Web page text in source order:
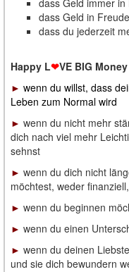
dass Geld immer
dass Geld in
dass du jederzeit
Happy L❤VE BIG Money
► wenn du willst, dass
Leben zum Normal wird
► wenn du nicht mehr
dich nach viel mehr
sehnst
► wenn du dich nicht
möchtest, weder
► wenn du beginnen
► wenn du einen
► wenn du deinen
und sie dich bewundern